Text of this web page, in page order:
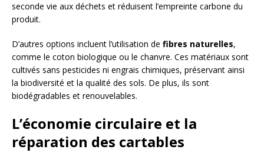
seconde vie aux déchets et réduisent l’empreinte carbone du
produit.
D’autres options incluent l’utilisation de fibres naturelles,
comme le coton biologique ou le chanvre. Ces matériaux sont
cultivés sans pesticides ni engrais chimiques, préservant ainsi
la biodiversité et la qualité des sols. De plus, ils sont
biodégradables et renouvelables.
L’économie circulaire et la
réparation des cartables